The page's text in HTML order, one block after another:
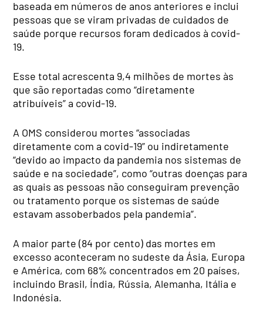
baseada em números de anos anteriores e inclui
pessoas que se viram privadas de cuidados de
saúde porque recursos foram dedicados à covid-
19.
Esse total acrescenta 9,4 milhões de mortes às
que são reportadas como “diretamente
atribuíveis” a covid-19.
A OMS considerou mortes “associadas
diretamente com a covid-19” ou indiretamente
“devido ao impacto da pandemia nos sistemas de
saúde e na sociedade”, como “outras doenças para
as quais as pessoas não conseguiram prevenção
ou tratamento porque os sistemas de saúde
estavam assoberbados pela pandemia”.
A maior parte (84 por cento) das mortes em
excesso aconteceram no sudeste da Ásia, Europa
e América, com 68% concentrados em 20 países,
incluindo Brasil, Índia, Rússia, Alemanha, Itália e
Indonésia.